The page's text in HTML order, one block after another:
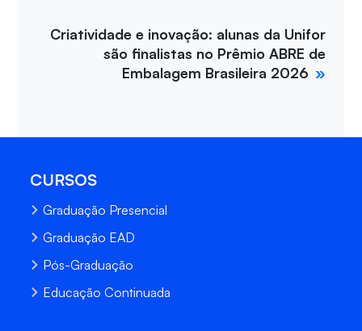
Criatividade e inovação: alunas da Unifor
são finalistas no Prêmio ABRE de
Embalagem Brasileira 2026
CURSOS
Graduação Presencial
Graduação EAD
Pós-Graduação
Educação Continuada